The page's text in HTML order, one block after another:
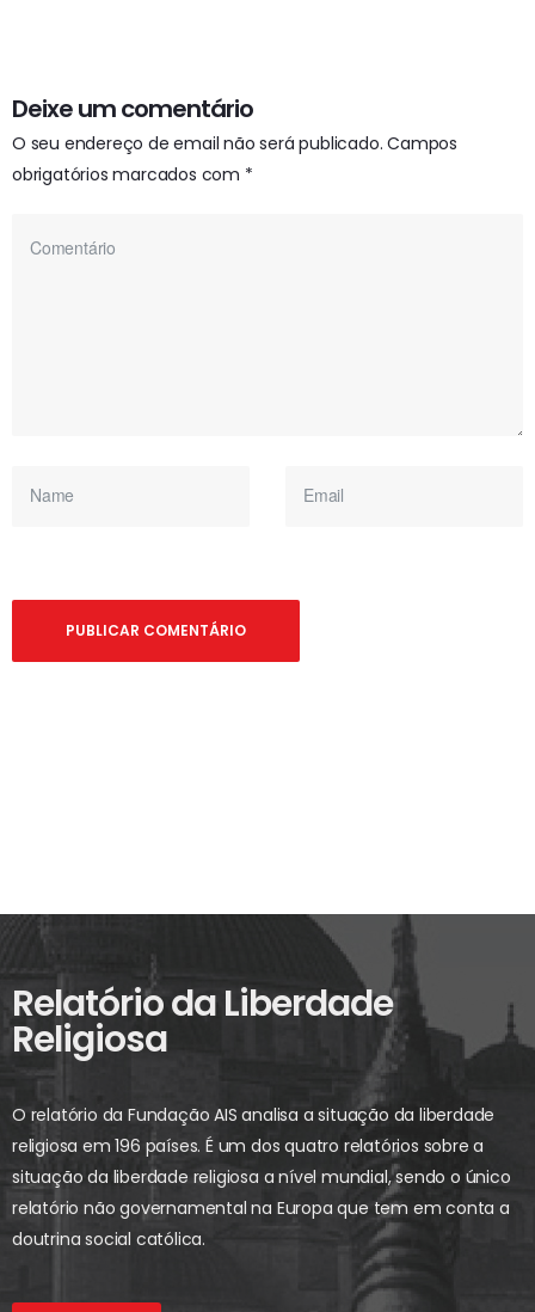
Deixe um comentário
O seu endereço de email não será publicado. Campos
obrigatórios marcados com *
Relatório da Liberdade
Religiosa
O relatório da Fundação AIS analisa a situação da liberdade
religiosa em 196 países. É um dos quatro relatórios sobre a
situação da liberdade religiosa a nível mundial, sendo o único
relatório não governamental na Europa que tem em conta a
doutrina social católica.